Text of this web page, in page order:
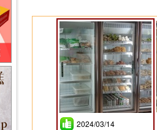
2024/03/14